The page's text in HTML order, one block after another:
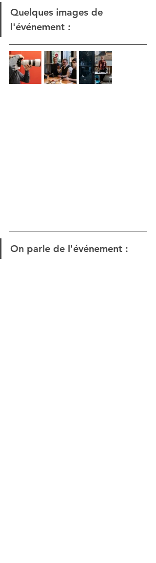
Quelques images de
l'événement :
On parle de l'événement :